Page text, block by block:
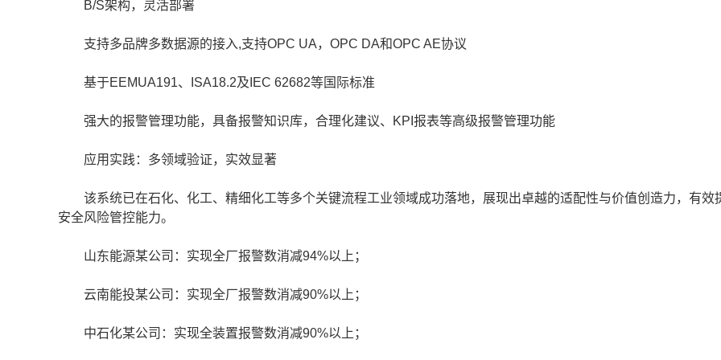
B/S架构，灵活部署
支持多品牌多数据源的接入,支持OPC UA，OPC DA和OPC AE协议
基于EEMUA191、ISA18.2及IEC 62682等国际标准
强大的报警管理功能，具备报警知识库，合理化建议、KPI报表等高级报警管理功能
应用实践：多领域验证，实效显著
该系统已在石化、化工、精细化工等多个关键流程工业领域成功落地，展现出卓越的适配性与价值创造力，有效
安全风险管控能力。
山东能源某公司：实现全厂报警数消减94%以上；
云南能投某公司：实现全厂报警数消减90%以上；
中石化某公司：实现全装置报警数消减90%以上；